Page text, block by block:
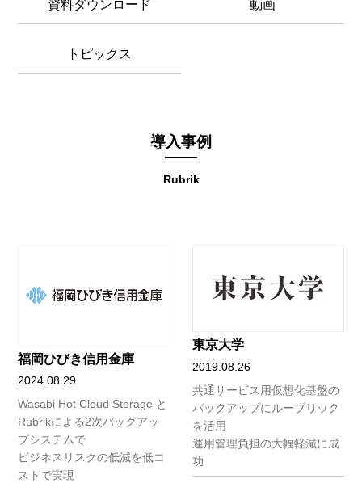
資料ダウンロード 動画
トピックス
Rubrik
導入事例
福岡ひびき信用金庫
2024.08.29
Wasabi Hot Cloud Storage と
Rubrikによる2次バックアッ
プシステムで
ビジネスリスクの低減を低コ
ストで実現
東京大学
2019.08.26
共通サービス用仮想化基盤の
バックアップにルーブリック
を活用
運用管理負担の大幅軽減に成
功